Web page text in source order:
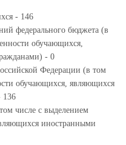
- 146
федерального бюджета (в
обучающихся,
- 0
Федерации (в том
обучающихся, являющихся
136
числе с выделением
иностранными